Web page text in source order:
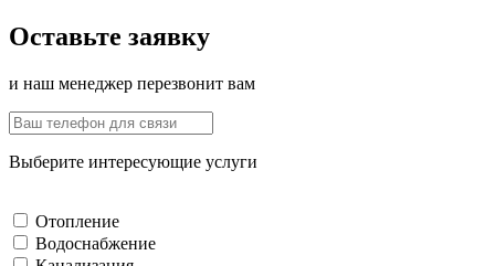
Оставьте заявку
и наш менеджер перезвонит вам
Выберите интересующие услуги
Отопление
Водоснабжение